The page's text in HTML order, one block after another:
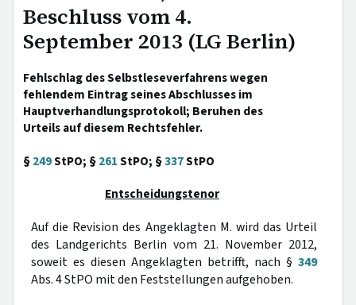
Beschluss vom 4.
September 2013 (LG Berlin)
Fehlschlag des Selbstleseverfahrens wegen
fehlendem Eintrag seines Abschlusses im
Hauptverhandlungsprotokoll; Beruhen des
Urteils auf diesem Rechtsfehler.
§249StPO; §261StPO; §337StPO
Entscheidungstenor
Auf die Revision des Angeklagten M. wird das Urteil
des Landgerichts Berlin vom 21. November 2012,
soweit es diesen Angeklagten betrifft, nach § 349
Abs. 4 StPO mit den Feststellungen aufgehoben.